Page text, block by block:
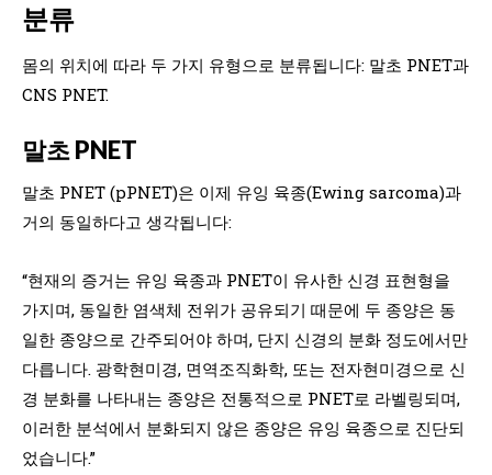
분류
몸의 위치에 따라 두 가지 유형으로 분류됩니다: 말초 PNET과
CNS PNET.
말초 PNET
말초 PNET (pPNET)은 이제 유잉 육종(Ewing sarcoma)과
거의 동일하다고 생각됩니다:
“현재의 증거는 유잉 육종과 PNET이 유사한 신경 표현형을
가지며, 동일한 염색체 전위가 공유되기 때문에 두 종양은 동
일한 종양으로 간주되어야 하며, 단지 신경의 분화 정도에서만
다릅니다. 광학현미경, 면역조직화학, 또는 전자현미경으로 신
경 분화를 나타내는 종양은 전통적으로 PNET로 라벨링되며,
이러한 분석에서 분화되지 않은 종양은 유잉 육종으로 진단되
었습니다.”